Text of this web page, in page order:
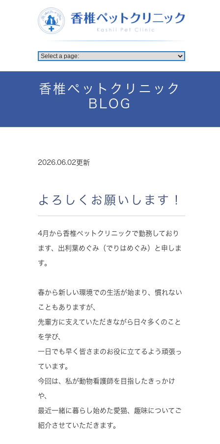
香椎ペットクリニック
BLOG
2026.06.02更新
よろしくお願いします！
4月から香椎ペットクリニックで勤務しており
ます、出利葉めぐみ（でりはめぐみ）と申しま
す。
春から新しい環境での生活が始まり、慣れない
こともありますが、
先輩方に支えていただきながら日々多くのこと
を学び、
一日でも早く皆さまのお役に立てるよう頑張っ
ています。
今回は、私が動物看護師を目指したきっかけ
や、
最近一緒に暮らし始めた愛猫、趣味についてご
紹介させていただきます。